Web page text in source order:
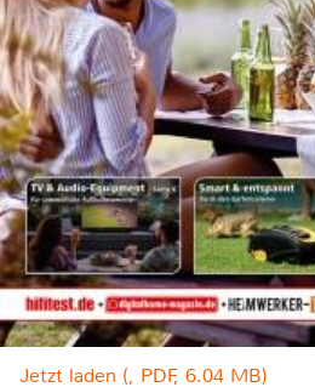
Jetzt laden (, PDF, 6.04 MB)